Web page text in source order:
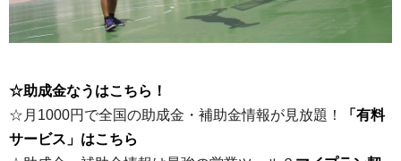
☆助成金なうはこちら！
☆月1000円で全国の助成金・補助金情報が見放題！
「有料
サービス」はこちら